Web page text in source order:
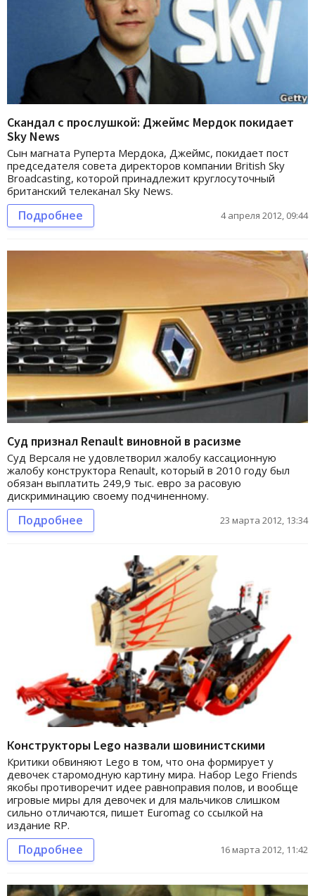
Скандал с прослушкой: Джеймс Мердок покидает
Sky News
Сын магната Руперта Мердока, Джеймс, покидает пост
председателя совета директоров компании British Sky
Broadcasting, которой принадлежит круглосуточный
британский телеканал Sky News.
Подробнее 4 апреля 2012, 09:44
Суд признал Renault виновной в расизме
Суд Версаля не удовлетворил жалобу кассационную
жалобу конструктора Renault, который в 2010 году был
обязан выплатить 249,9 тыс. евро за расовую
дискриминацию своему подчиненному.
Подробнее 23 марта 2012, 13:34
Конструкторы Lego назвали шовинистскими
Критики обвиняют Lego в том, что она формирует у
девочек старомодную картину мира. Набор Lego Friends
якобы противоречит идее равноправия полов, и вообще
игровые миры для девочек и для мальчиков слишком
сильно отличаются, пишет Euromag со ссылкой на
издание RP.
Подробнее 16 марта 2012, 11:42